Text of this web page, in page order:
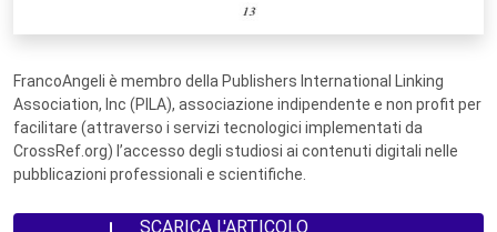
FrancoAngeli è membro della Publishers International Linking
Association, Inc (PILA), associazione indipendente e non profit per
facilitare (attraverso i servizi tecnologici implementati da
CrossRef.org) l’accesso degli studiosi ai contenuti digitali nelle
pubblicazioni professionali e scientifiche.
SCARICA L'ARTICOLO